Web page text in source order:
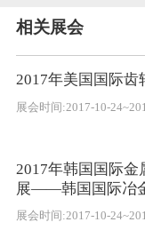
相关展会
2017年美国国际齿
展会时间:2017-10-
2017年韩国国际金
展——韩国国际冶
展会时间:2017-10-